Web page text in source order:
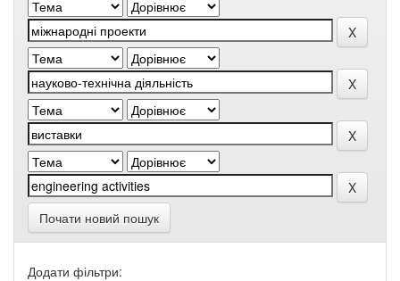
Почати новий пошук
Додати фільтри: